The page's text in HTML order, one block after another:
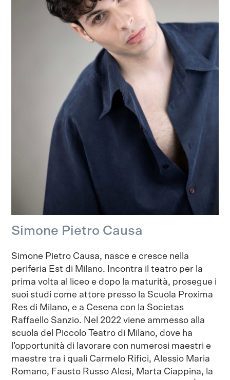
Simone Pietro Causa
Simone Pietro Causa, nasce e cresce nella
periferia Est di Milano. Incontra il teatro per la
prima volta al liceo e dopo la maturità, prosegue i
suoi studi come attore presso la Scuola Proxima
Res di Milano, e a Cesena con la Societas
Raffaello Sanzio. Nel 2022 viene ammesso alla
scuola del Piccolo Teatro di Milano, dove ha
l’opportunità di lavorare con numerosi maestri e
maestre tra i quali Carmelo Rifici, Alessio Maria
Romano, Fausto Russo Alesi, Marta Ciappina, la